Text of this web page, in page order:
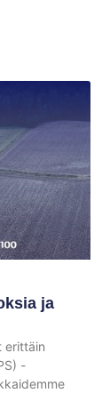
ja
erittäin
-